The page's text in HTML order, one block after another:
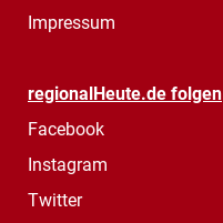
Impressum
regionalHeute.de folgen
Facebook
Instagram
Twitter